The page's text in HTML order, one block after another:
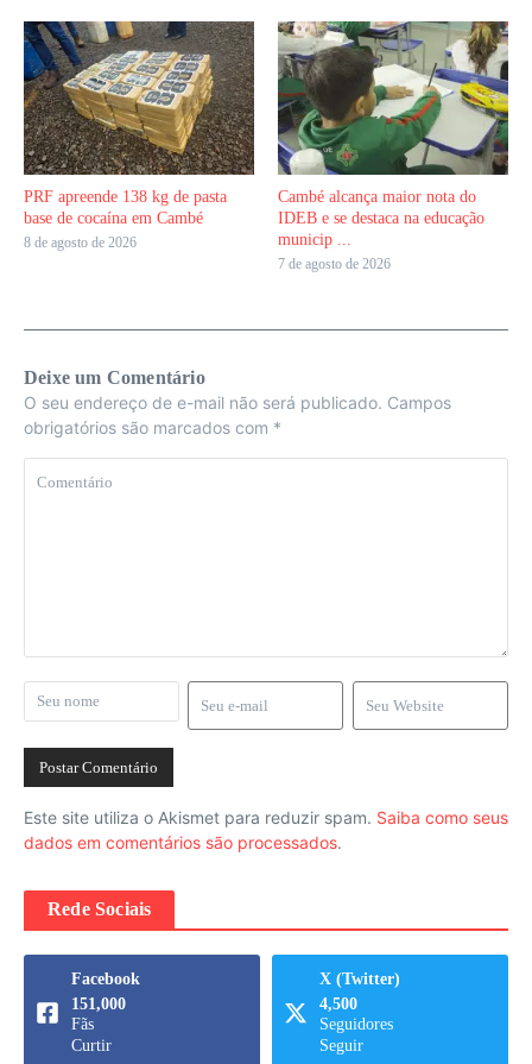
PRF apreende 138 kg de pasta
base de cocaína em Cambé
8 de agosto de 2026
Cambé alcança maior nota do
IDEB e se destaca na educação
municip ...
7 de agosto de 2026
Deixe um Comentário
O seu endereço de e-mail não será publicado. Campos
obrigatórios são marcados com *
Este site utiliza o Akismet para reduzir spam. Saiba como seus
dados em comentários são processados.
Rede Sociais
Facebook
151,000
Fãs
Curtir
X (Twitter)
4,500
Seguidores
Seguir